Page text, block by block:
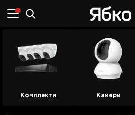
Комплекти Камери